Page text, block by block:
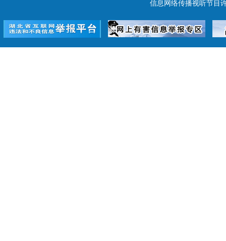
信息网络传播视听节目